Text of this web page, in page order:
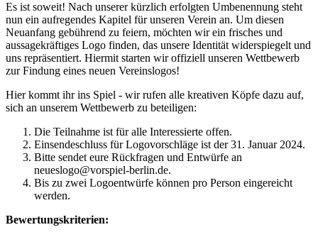
Es ist soweit! Nach unserer kürzlich erfolgten Umbenennung steht
nun ein aufregendes Kapitel für unseren Verein an. Um diesen
Neuanfang gebührend zu feiern, möchten wir ein frisches und
aussagekräftiges Logo finden, das unsere Identität widerspiegelt und
uns repräsentiert. Hiermit starten wir offiziell unseren Wettbewerb
zur Findung eines neuen Vereinslogos!
Hier kommt ihr ins Spiel - wir rufen alle kreativen Köpfe dazu auf,
sich an unserem Wettbewerb zu beteiligen:
Die Teilnahme ist für alle Interessierte offen.
Einsendeschluss für Logovorschläge ist der 31. Januar 2024.
Bitte sendet eure Rückfragen und Entwürfe an
neueslogo@vorspiel-berlin.de.
Bis zu zwei Logoentwürfe können pro Person eingereicht
werden.
Bewertungskriterien: